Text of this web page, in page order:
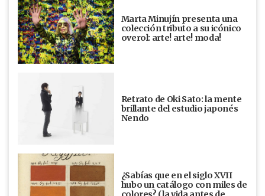
Marta Minujín presenta una
colección tributo a su icónico
overol: arte! arte! moda!
Retrato de Oki Sato: la mente
brillante del estudio japonés
Nendo
¿Sabías que en el siglo XVII
hubo un catálogo con miles de